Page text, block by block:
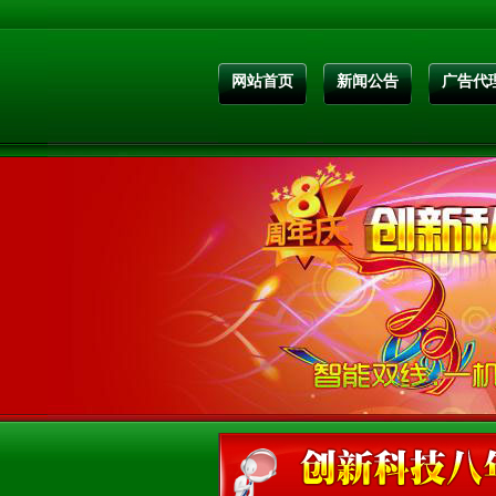
网站首页 新闻公告 广告代